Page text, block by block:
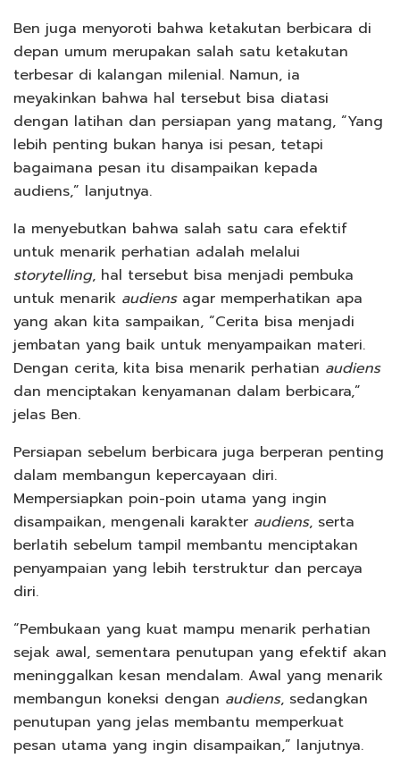
Ben juga menyoroti bahwa ketakutan berbicara di
depan umum merupakan salah satu ketakutan
terbesar di kalangan milenial. Namun, ia
meyakinkan bahwa hal tersebut bisa diatasi
dengan latihan dan persiapan yang matang, “Yang
lebih penting bukan hanya isi pesan, tetapi
bagaimana pesan itu disampaikan kepada
audiens,” lanjutnya.
Ia menyebutkan bahwa salah satu cara efektif
untuk menarik perhatian adalah melalui
storytelling, hal tersebut bisa menjadi pembuka
untuk menarik audiensagar memperhatikan apa
yang akan kita sampaikan, “Cerita bisa menjadi
jembatan yang baik untuk menyampaikan materi.
Dengan cerita, kita bisa menarik perhatian audiens
dan menciptakan kenyamanan dalam berbicara,”
jelas Ben.
Persiapan sebelum berbicara juga berperan penting
dalam membangun kepercayaan diri.
Mempersiapkan poin-poin utama yang ingin
disampaikan, mengenali karakter audiens, serta
berlatih sebelum tampil membantu menciptakan
penyampaian yang lebih terstruktur dan percaya
diri.
“Pembukaan yang kuat mampu menarik perhatian
sejak awal, sementara penutupan yang efektif akan
meninggalkan kesan mendalam. Awal yang menarik
membangun koneksi dengan audiens, sedangkan
penutupan yang jelas membantu memperkuat
pesan utama yang ingin disampaikan,” lanjutnya.